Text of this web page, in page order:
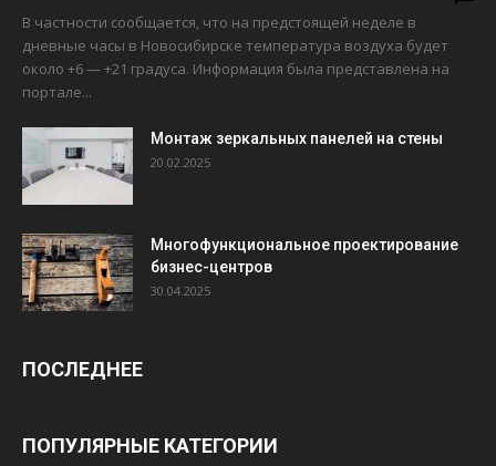
В частности сообщается, что на предстоящей неделе в
дневные часы в Новосибирске температура воздуха будет
около +6 — +21 градуса. Информация была представлена на
портале...
Монтаж зеркальных панелей на стены
20.02.2025
Многофункциональное проектирование
бизнес-центров
30.04.2025
ПОСЛЕДНЕЕ
ПОПУЛЯРНЫЕ КАТЕГОРИИ